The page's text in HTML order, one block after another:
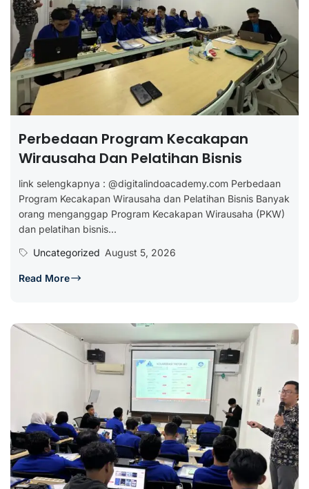
Perbedaan Program Kecakapan
Wirausaha Dan Pelatihan Bisnis
link selengkapnya : @digitalindoacademy.com Perbedaan
Program Kecakapan Wirausaha dan Pelatihan Bisnis Banyak
orang menganggap Program Kecakapan Wirausaha (PKW)
dan pelatihan bisnis...
Uncategorized August 5, 2026
Read More